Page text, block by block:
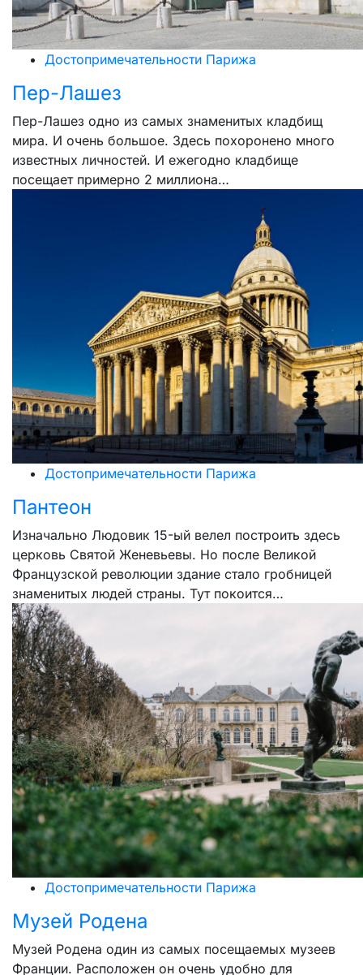
Достопримечательности Парижа
Пер-Лашез
Пер-Лашез одно из самых знаменитых кладбищ
мира. И очень большое. Здесь похоронено много
известных личностей. И ежегодно кладбище
посещает примерно 2 миллиона…
Достопримечательности Парижа
Пантеон
Изначально Людовик 15-ый велел построить здесь
церковь Святой Женевьевы. Но после Великой
Французской революции здание стало гробницей
знаменитых людей страны. Тут покоится…
Достопримечательности Парижа
Музей Родена
Музей Родена один из самых посещаемых музеев
Франции. Расположен он очень удобно для